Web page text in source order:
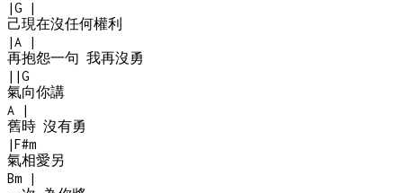
|G
|
己現在沒任何權利
|A
|
再抱怨一句 我再沒勇
| |G
氣向你講
A
|
舊時 沒有勇
|F#m
氣相愛另
Bm
|